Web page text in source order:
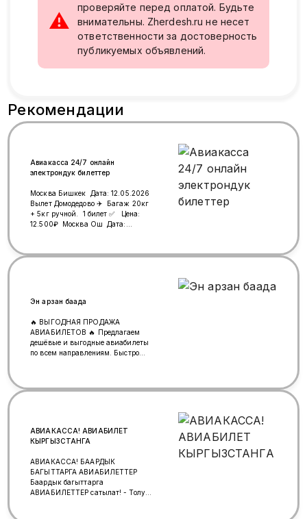
⚠
проверяйте перед оплатой. Будьте
внимательны. Zherdesh.ru не несет
ответственности за достоверность
публикуемых объявлений.
Рекомендации
Авиакасса 24/7 онлайн
электрондук билеттер
Москва Бишкек Дата: 12.05.2026
Вылет Домодедово ✈️ Багаж 20кг
+ 5кг ручной. 1 билет ✅ Цена:
12.500₽ Москва Ош Дата:
13.300₽ 2 билет ✅ W/A +996
Эн арзан баада
🔥 ВЫГОДНАЯ ПРОДАЖА
АВИАБИЛЕТОВ 🔥 Предлагаем
дешёвые и выгодные авиабилеты
по всем направлениям. Быстро
удобно ✈️ Индивидуальный подход
кто ценит экономию, скорость и
надёжность. WhatsApp
АВИАКАССА! АВИАБИЛЕТ
КЫРГЫЗСТАНГА
АВИАКАССА! БААРДЫК
БАГЫТТАРГА АВИАБИЛЕТТЕР
Баардык багыттарга
АВИАБИЛЕТТЕР сатылат! - Толук